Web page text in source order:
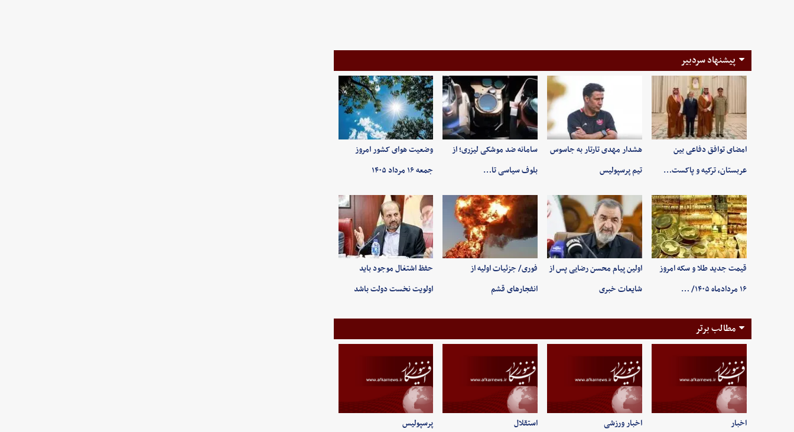
پیشنهاد سردبیر
امضای توافق دفاعی بین
عربستان، ترکیه و پاکست…
هشدار مهدی تارتار به جاسوس
تیم پرسپولیس
سامانه ضد موشکی لیزری؛ از
بلوف سیاسی تا…
وضعیت هوای کشور امروز
جمعه ۱۶ مرداد ۱۴۰۵
قیمت جدید طلا و سکه امروز
۱۶ مردادماه ۱۴۰۵/ …
اولین پیام محسن رضایی پس از
شایعات خبری
فوری/ جزئیات اولیه از
انفجارهای قشم
حفظ اشتغال موجود باید
اولویت نخست دولت باشد
مطالب برتر
اخبار اخبار ورزشی استقلال پرسپولیس